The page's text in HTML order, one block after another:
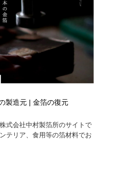
製薬・薬品
・製薬・薬品
商社
商社
NPO
中高・大学・専門学
173
ソフトウェア
ートホーム・オンラ
製造元 | 金箔の復元
式会社中村製箔所のサイトで
テリア、食用等の箔材料でお